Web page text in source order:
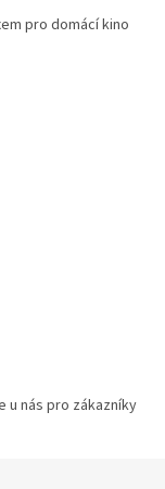
pro domácí kino
u nás pro zákazníky